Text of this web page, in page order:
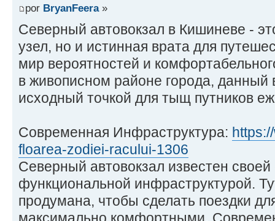
por BryanFeera»
Северный автовокзал в Кишиневе -
узел, но и истинная врата для
мир вероятностей и
в живописном районе города, данный
исходный точкой для тыщ путников
Современная Инфраструктура:
floarea-zodiei-racului-1306
Северный автовокзал известен
функциональной инфраструктурой.
продумана, чтобы сделать поездки
максимально комфортными.